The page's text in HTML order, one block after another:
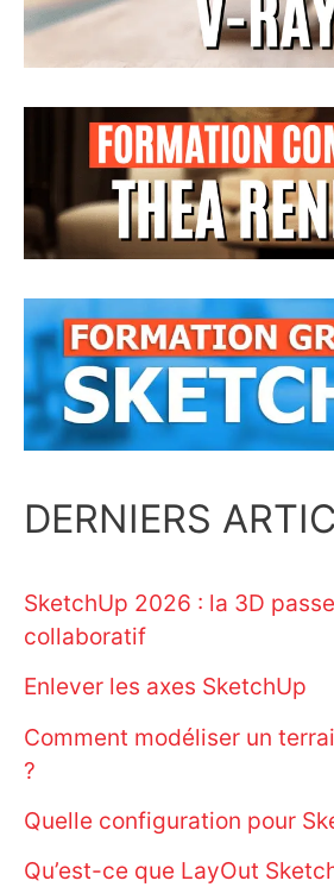
DERNIERS
SketchUp 2026 : la 3D
collaboratif
Enlever les axes SketchUp
Comment modéliser un
?
Quelle configuration pour
Qu’est-ce que LayOut